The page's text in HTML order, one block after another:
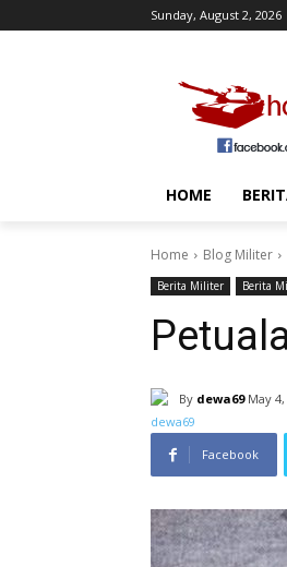
Sunday, August 2, 2026
HOME
Home Blog Militer
Berita Militer Berita
By dewa69 May 4,
Facebook